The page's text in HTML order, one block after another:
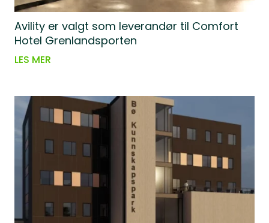
Avility er valgt som leverandør til Comfort
Hotel Grenlandsporten
LES MER